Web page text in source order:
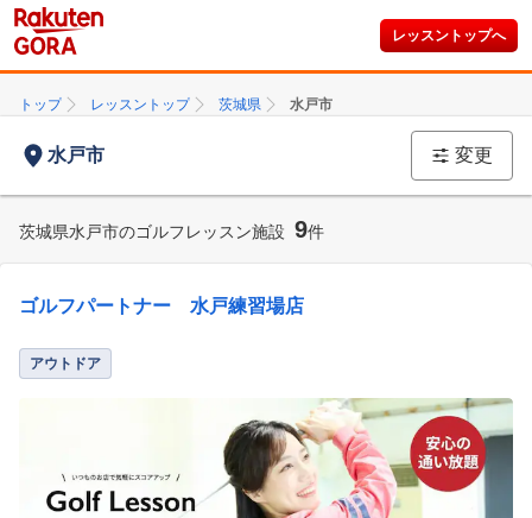
レッスントップへ
トップ レッスントップ 茨城県 水戸市
水戸市 変更
茨城県水戸市のゴルフレッスン施設 9件
ゴルフパートナー 水戸練習場店
アウトドア